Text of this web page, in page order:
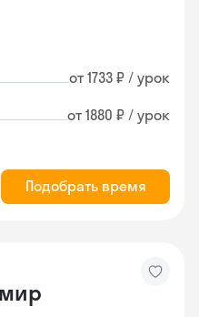
от 1733 ₽ / урок
от 1880 ₽ / урок
Подобрать время